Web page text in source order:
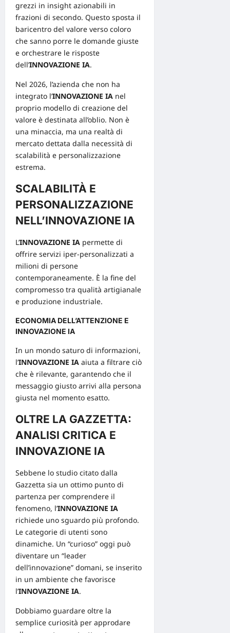
grezzi in insight azionabili in
frazioni di secondo. Questo sposta il
baricentro del valore verso coloro
che sanno porre le domande giuste
e orchestrare le risposte
dell’INNOVAZIONE IA.
Nel 2026, l’azienda che non ha
integrato l’INNOVAZIONE IA nel
proprio modello di creazione del
valore è destinata all’oblio. Non è
una minaccia, ma una realtà di
mercato dettata dalla necessità di
scalabilità e personalizzazione
estrema.
SCALABILITÀ E
PERSONALIZZAZIONE
NELL’INNOVAZIONE IA
L’INNOVAZIONE IA permette di
offrire servizi iper-personalizzati a
milioni di persone
contemporaneamente. È la fine del
compromesso tra qualità artigianale
e produzione industriale.
ECONOMIA DELL’ATTENZIONE E
INNOVAZIONE IA
In un mondo saturo di informazioni,
l’INNOVAZIONE IA aiuta a filtrare ciò
che è rilevante, garantendo che il
messaggio giusto arrivi alla persona
giusta nel momento esatto.
OLTRE LA GAZZETTA:
ANALISI CRITICA E
INNOVAZIONE IA
Sebbene lo studio citato dalla
Gazzetta sia un ottimo punto di
partenza per comprendere il
fenomeno, l’INNOVAZIONE IA
richiede uno sguardo più profondo.
Le categorie di utenti sono
dinamiche. Un “curioso” oggi può
diventare un “leader
dell’innovazione” domani, se inserito
in un ambiente che favorisce
l’INNOVAZIONE IA.
Dobbiamo guardare oltre la
semplice curiosità per approdare